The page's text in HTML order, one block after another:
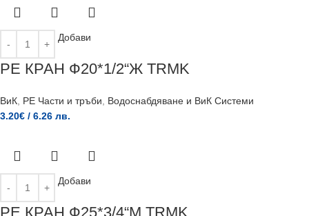
Добави
РЕ КРАН Ф20*1/2“Ж TRMK
ВиК, PE Части и тръби, Водоснабдяване и ВиК Системи
3.20€ / 6.26 лв.
Добави
РЕ КРАН Ф25*3/4“М TRMK